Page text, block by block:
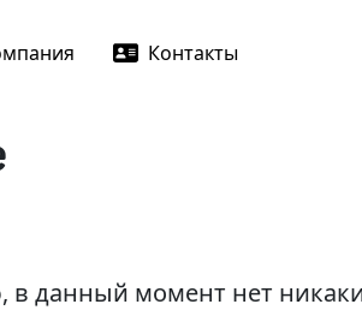
Контакты
в данный момент нет